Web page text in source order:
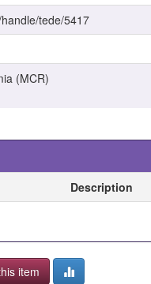
tede/5417
(MCR)
Description
item